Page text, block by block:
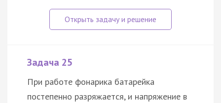
Задача 25
При работе фонарика батарейка
постепенно разряжается, и напряжение в